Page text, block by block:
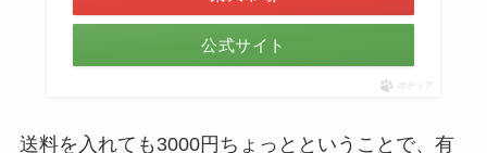
公式サイト
ポチップ
送料を入れても3000円ちょっとということで、有